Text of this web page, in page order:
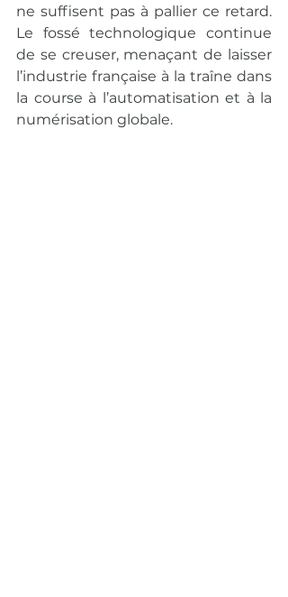
ne suffisent pas à pallier ce retard.
Le fossé technologique continue
de se creuser, menaçant de laisser
l’industrie française à la traîne dans
la course à l’automatisation et à la
numérisation globale.